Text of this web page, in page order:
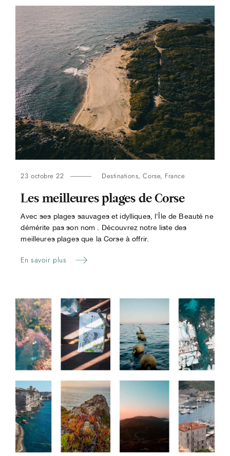
23 octobre 22 Destinations,Corse, France
Les meilleures plages de Corse
Avec ses plages sauvages et idylliques, l'Île de Beauté ne
démérite pas son nom . Découvrez notre liste des
meilleures plages que la Corse à offrir.
En savoir plus